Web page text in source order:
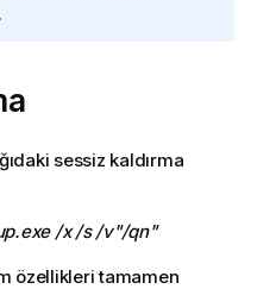
sessiz kaldırma
/x /s /v"/qn"
özellikleri tamamen